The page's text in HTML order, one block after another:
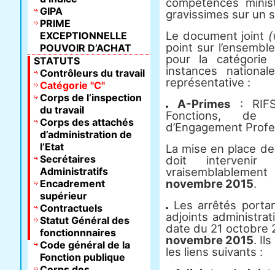
gravissimes sur un
Le document joint
point sur
pour la
instances
représentative :
A-Primes :
Fonctions, de
d’Engagement
La mise en place
doit intervenir
novembre 2015.
Les arrêtés
adjoints
date du 21 octobre
novembre 2015.
les liens suivants :
GIPA
PRIME
EXCEPTIONNELLE
POUVOIR D’ACHAT
STATUTS
Contrôleurs du travail
Catégorie "C"
Corps de l’inspection
du travail
Corps des attachés
d’administration de
l’Etat
Secrétaires
Administratifs
Encadrement
supérieur
Contractuels
Statut Général des
fonctionnnaires
Code général de la
Fonction publique